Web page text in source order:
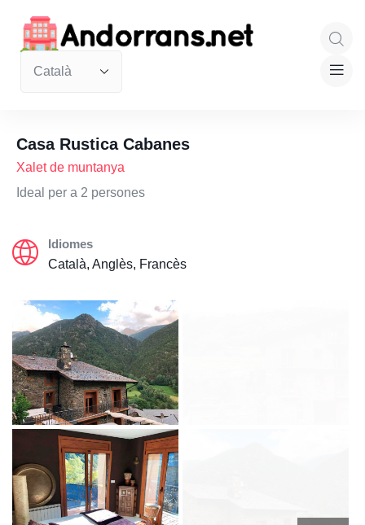
Casa Rustica Cabanes
Xalet de muntanya
Ideal per a 2 persones
Idiomes
Català, Anglès, Francès